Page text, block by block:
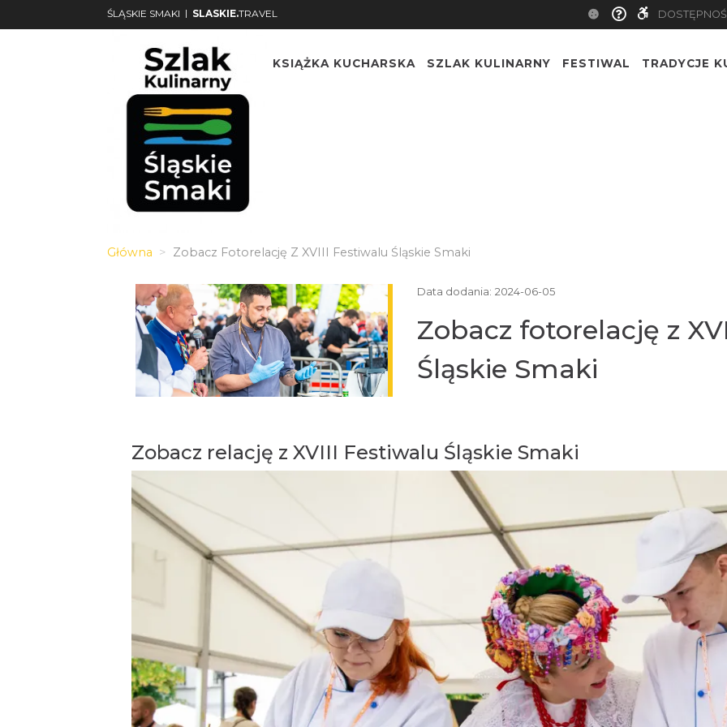
ŚLĄSKIE SMAKI | SLASKIE.TRAVEL
KSIĄŻKA KUCHARSKA SZLAK KULINARNY FESTIWAL TRADYCJE
Główna Zobacz Fotorelację Z XVIII Festiwalu Śląskie Smaki
Data dodania: 2024-06-05
Zobacz fotorelację z
Śląskie Smaki
Zobacz relację z XVIII Festiwalu Śląskie Smaki